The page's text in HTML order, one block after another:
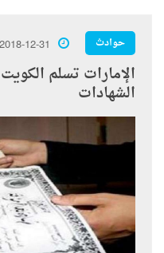
حوادث 2018-12-31
الإمارات تسلم
الشهادات